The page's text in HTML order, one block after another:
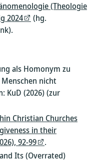
(Theologie
2024
(hg.
als Homonym zu
nicht
KuD (2026) (zur
Christian Churches
in their
92-99
.
Its (Overrated)